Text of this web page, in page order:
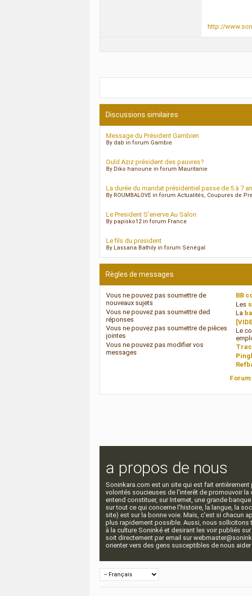
http://
Discussions similaires
Message du Président Gambien
By dab in forum Gambie
Ould Aziz président des pauvres?
By Diko hanoune in forum Mauritanie
La durée du mandat présidentiel passe de 5 à 7
By ROUMBALOVE in forum Actualités, Coupures de
Le President S'enerve Au Salon
By papisko12 in forum France
Le fils du president
By Lassana Bathily in forum Sénégal
Règles de messages
Vous ne pouvez pas soumettre de
nouveaux sujets
Vous ne pouvez pas soumettre ded
réponses
Vous ne pouvez pas soumettre de pièces
jointes
Vous ne pouvez pas modifier vos
messages
BB
Les
La
Le
Forum
a propos de nous
Soninkara.com est un site qui est fait
volontés soucieuses de l'interêt de promouvoir la
entend constituer, sur Internet, une grande
sur tout ce qui concerne l'histoire, la langue, la
site) est sur la bonne voie. Mais, c'est si chacun
plus rapidement possible. Aussi, nous
à la culture Soninké et desirant les voir publiés
soit directement par email sur
orienter vers des gens susceptibles de nous aider